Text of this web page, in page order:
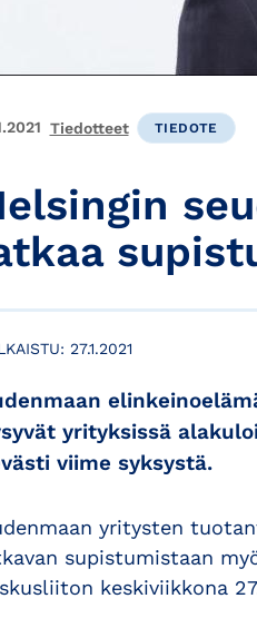
Tiedotteet TIEDOTE
27.1.2021
yrityksissä
viime syksystä.
yritysten
supistumistaan
keskiviikkona